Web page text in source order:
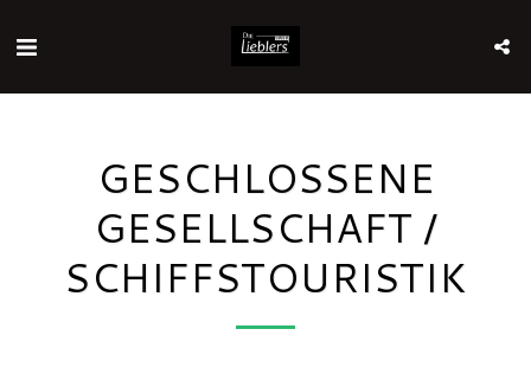
GESCHLOSSENE
GESELLSCHAFT /
SCHIFFSTOURISTIK